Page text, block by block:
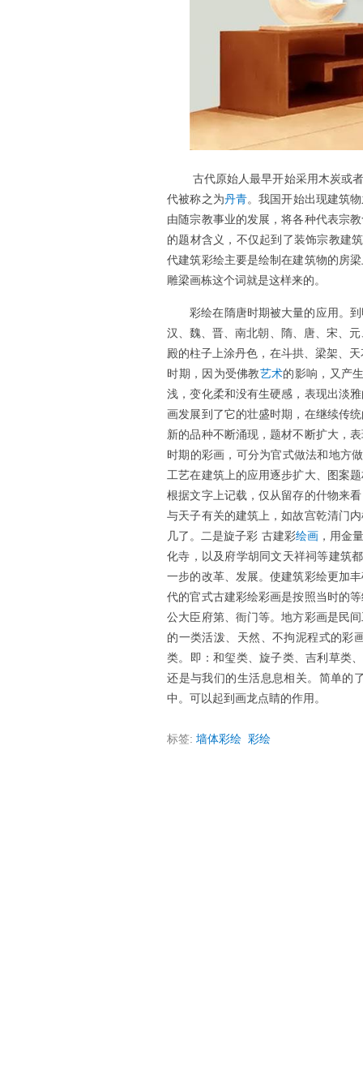
古代原始人最早开始采用木炭或
代被称之为丹青。我国开始出现建筑
由随宗教事业的发展，将各种代表宗
的题材含义，不仅起到了装饰宗教建
代建筑彩绘主要是绘制在建筑物的房
雕梁画栋这个词就是这样来的。
彩绘在隋唐时期被大量的应用。
汉、魏、晋、南北朝、隋、唐、宋、
殿的柱子上涂丹色，在斗拱、梁架、
时期，因为受佛教艺术的影响，又产
浅，变化柔和没有生硬感，表现出淡
画发展到了它的壮盛时期，在继续传
新的品种不断涌现，题材不断扩大，
时期的彩画，可分为官式做法和地方
工艺在建筑上的应用逐步扩大、图案
根据文字上记载，仅从留存的什物来
与天子有关的建筑上，如故宫乾清门
几了。二是旋子彩 古建彩绘画，用金
化寺，以及府学胡同文天祥祠等建筑
一步的改革、发展。使建筑彩绘更加
代的官式古建彩绘彩画是按照当时的
公大臣府第、衙门等。地方彩画是民
的一类活泼、天然、不拘泥程式的彩
类。即：和玺类、旋子类、吉利草类
还是与我们的生活息息相关。简单的
中。可以起到画龙点睛的作用。
标签:墙体彩绘 彩绘